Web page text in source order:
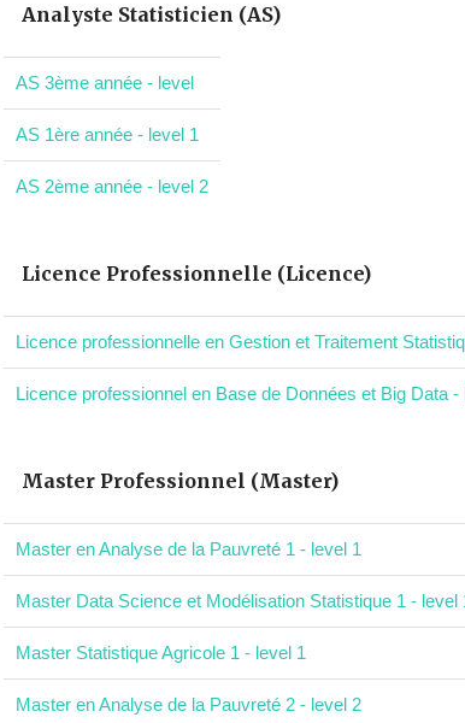
Analyste Statisticien (AS)
AS 3ème année - level
AS 1ère année - level 1
AS 2ème année - level 2
Licence Professionnelle (Licence)
Licence professionnelle en Gestion et Traitement
Licence professionnel en Base de Données et Big Data -
Master Professionnel (Master)
Master en Analyse de la Pauvreté 1 - level 1
Master Data Science et Modélisation Statistique 1 - level
Master Statistique Agricole 1 - level 1
Master en Analyse de la Pauvreté 2 - level 2